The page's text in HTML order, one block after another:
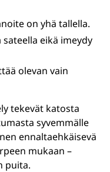
on yhä tallella.
eikä imeydy
olevan vain
tekevät katosta
syvemmälle
ennaltaehkäisevä
mukaan –
puita.